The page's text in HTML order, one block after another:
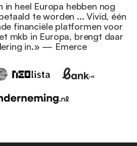
in heel Europa hebben nog
te worden ... Vivid, één
financiële platformen voor
mkb in Europa, brengt daar
in.» — Emerce